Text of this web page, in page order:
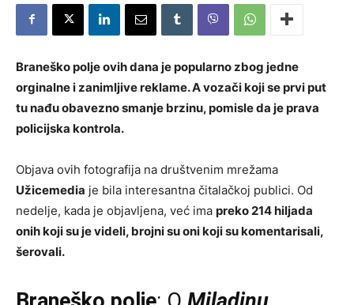
Braneško polje ovih dana je popularno zbog jedne
orginalne i zanimljive reklame. A vozači koji se prvi put
tu nađu obavezno smanje brzinu, pomisle da je prava
policijska kontrola.
Objava ovih fotografija na društvenim mrežama
Užicemedia je bila interesantna čitalačkoj publici. Od
nedelje, kada je objavljena, već ima preko 214 hiljada
onih koji su je videli, brojni su oni koji su komentarisali,
šerovali.